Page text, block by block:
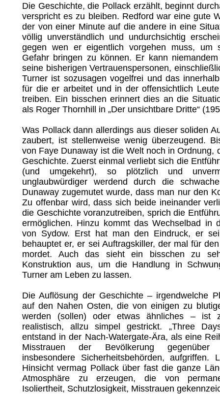
Die Geschichte, die Pollack erzählt, beginnt
verspricht es zu bleiben. Redford war eine gute
der von einer Minute auf die andere in eine
völlig unverständlich und undurchsichtig
gegen wen er eigentlich vorgehen muss, um
Gefahr bringen zu können. Er kann
seine bisherigen Vertrauenspersonen,
Turner ist sozusagen vogelfrei und das
für die er arbeitet und in der offensichtlich
treiben. Ein bisschen erinnert dies an die
als Roger Thornhill in „Der unsichtbare Dritte“
Was Pollack dann allerdings aus dieser soliden
zaubert, ist stellenweise wenig überzeugend.
von Faye Dunaway ist die Welt noch in Ordnung,
Geschichte. Zuerst einmal verliebt sich die
(und umgekehrt), so plötzlich und
unglaubwürdiger werdend durch die
Dunaway zugemutet wurde, dass man nur den
Zu offenbar wird, dass sich beide ineinander
die Geschichte voranzutreiben, sprich die
ermöglichen. Hinzu kommt das Wechselbad in
von Sydow. Erst hat man den Eindruck, er
behauptet er, er sei Auftragskiller, der mal für
mordet. Auch das sieht ein bisschen zu
Konstruktion aus, um die Handlung in
Turner am Leben zu lassen.
Die Auflösung der Geschichte – irgendwelche
auf den Nahen Osten, die von einigen zu
werden (sollen) oder etwas ähnliches – ist
realistisch, allzu simpel gestrickt. „Three
entstand in der Nach-Watergate-Ära, als eine
Misstrauen der Bevölkerung gegenüber
insbesondere Sicherheitsbehörden, aufgriffen.
Hinsicht vermag Pollack über fast die ganze
Atmosphäre zu erzeugen, die von
Isoliertheit, Schutzlosigkeit, Misstrauen